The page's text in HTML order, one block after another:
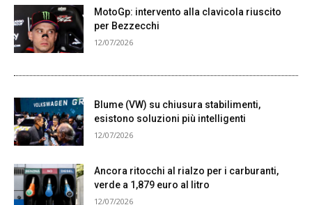
MotoGp: intervento alla clavicola riuscito
per Bezzecchi
12/07/2026
Blume (VW) su chiusura stabilimenti,
esistono soluzioni più intelligenti
12/07/2026
Ancora ritocchi al rialzo per i carburanti,
verde a 1,879 euro al litro
12/07/2026